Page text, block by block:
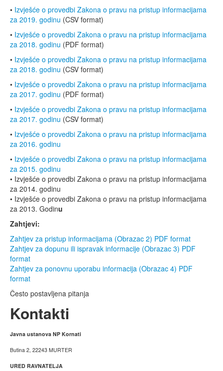
• Izvješće o provedbi Zakona o pravu na pristup informacijama
za 2019. godinu (CSV format)
• Izvješće o provedbi Zakona o pravu na pristup informacijama
za 2018. godinu (PDF format)
• Izvješće o provedbi Zakona o pravu na pristup informacijama
za 2018. godinu (CSV format)
• Izvješće o provedbi Zakona o pravu na pristup informacijama
za 2017. godinu (PDF format)
• Izvješće o provedbi Zakona o pravu na pristup informacijama
za 2017. godinu (CSV format)
• Izvješće o provedbi Zakona o pravu na pristup informacijama
za 2016. godinu
• Izvješće o provedbi Zakona o pravu na pristup informacijama
za 2015. godinu
• Izvješće o provedbi Zakona o pravu na pristup informacijama
za 2014. godinu
• Izvješće o provedbi Zakona o pravu na pristup informacijama
za 2013. Godinu
Zahtjevi:
Zahtjev za pristup informacijama (Obrazac 2) PDF format
Zahtjev za dopunu ili ispravak informacije (Obrazac 3) PDF
format
Zahtjev za ponovnu uporabu informacija (Obrazac 4) PDF
format
Često postavljena pitanja
Kontakti
Javna ustanova NP Kornati
Butina 2, 22243 MURTER
URED RAVNATELJA